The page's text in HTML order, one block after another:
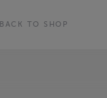
BACK TO SHOP